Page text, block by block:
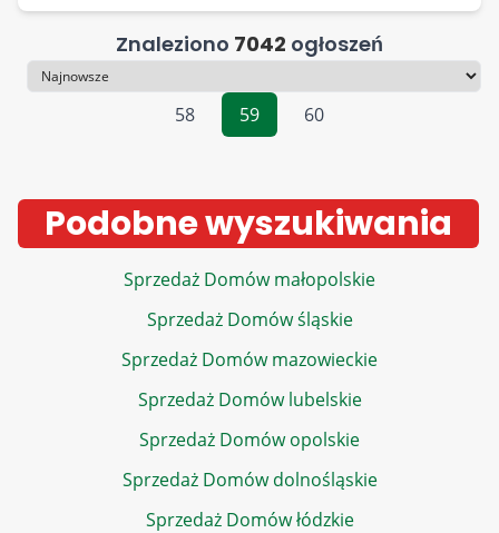
Znaleziono 7042 ogłoszeń
Sortowanie
58
59 60
Podobne wyszukiwania
Sprzedaż Domów małopolskie
Sprzedaż Domów śląskie
Sprzedaż Domów mazowieckie
Sprzedaż Domów lubelskie
Sprzedaż Domów opolskie
Sprzedaż Domów dolnośląskie
Sprzedaż Domów łódzkie